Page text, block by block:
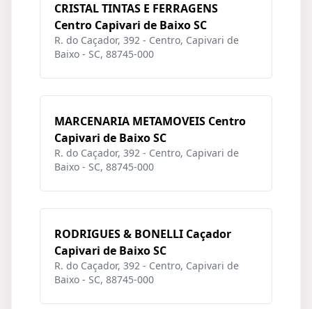
CRISTAL TINTAS E FERRAGENS
Centro Capivari de Baixo SC
R. do Caçador, 392 - Centro, Capivari de
Baixo - SC, 88745-000
MARCENARIA METAMOVEIS Centro
Capivari de Baixo SC
R. do Caçador, 392 - Centro, Capivari de
Baixo - SC, 88745-000
RODRIGUES & BONELLI Caçador
Capivari de Baixo SC
R. do Caçador, 392 - Centro, Capivari de
Baixo - SC, 88745-000